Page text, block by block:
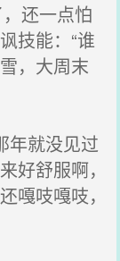
还一点怕
技能：“谁
，大周末
年就没见过
舒服啊，
嘎吱嘎吱，